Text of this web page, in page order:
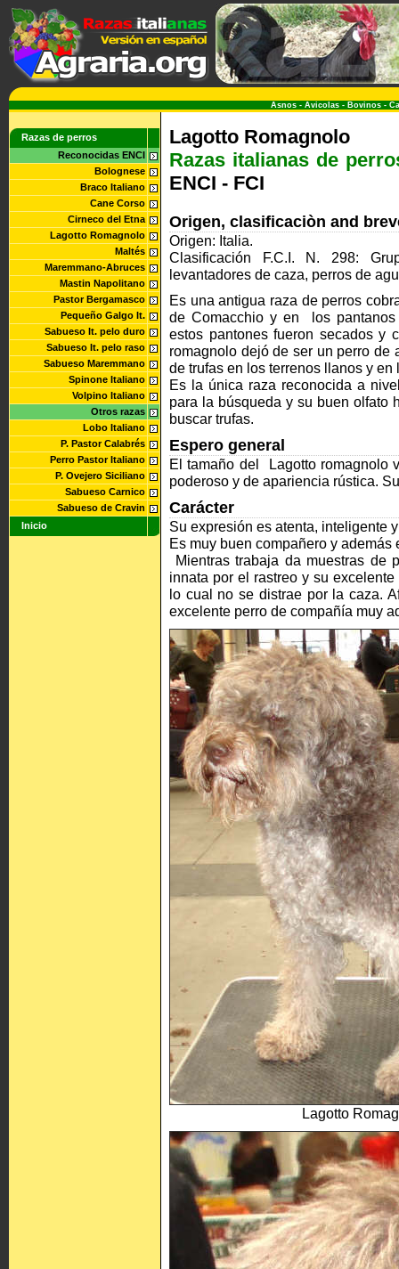
Asnos - Avicolas - Bovinos -
Razas de perros
Reconocidas ENCI
Bolognese
Braco Italiano
Cane Corso
Cirneco del Etna
Lagotto Romagnolo
Maltés
Maremmano-Abruces
Mastin Napolitano
Pastor Bergamasco
Pequeño Galgo It.
Sabueso It. pelo duro
Sabueso It. pelo raso
Sabueso Maremmano
Spinone Italiano
Volpino Italiano
Otros razas
Lobo Italiano
P. Pastor Calabrés
Perro Pastor Italiano
P. Ovejero Siciliano
Sabueso Carnico
Sabueso de Cravin
Inicio
Lagotto Romagnolo
Razas italianas de
ENCI - FCI
Origen, clasificaciòn and
Origen: Italia.
Clasificación F.C.I. N. 298:
levantadores de caza, perros de
Es una antigua raza de perros
de Comacchio y en los
estos pantones fueron secados y
romagnolo dejó de ser un perro de
de trufas en los terrenos llanos y
Es la única raza reconocida a
para la búsqueda y su buen olfato
buscar trufas.
Espero general
El tamaño del Lagotto romagnolo
poderoso y de apariencia rústica.
Carácter
Su expresión es atenta, inteligente
Es muy buen compañero y
Mientras trabaja da muestras de
innata por el rastreo y su
lo cual no se distrae por la caza.
excelente perro de compañía muy
Lagotto